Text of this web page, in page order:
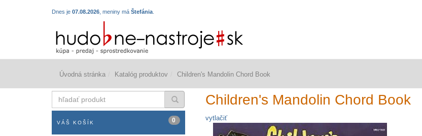
Dnes je 07.08.2026 , meniny má Štefánia
Úvodná stránka Katalóg produktov Children's Mandolin Chord Book
produkt
VÁŠ KOŠÍK 0
Children's Mandolin Chord Book
vytlačiť